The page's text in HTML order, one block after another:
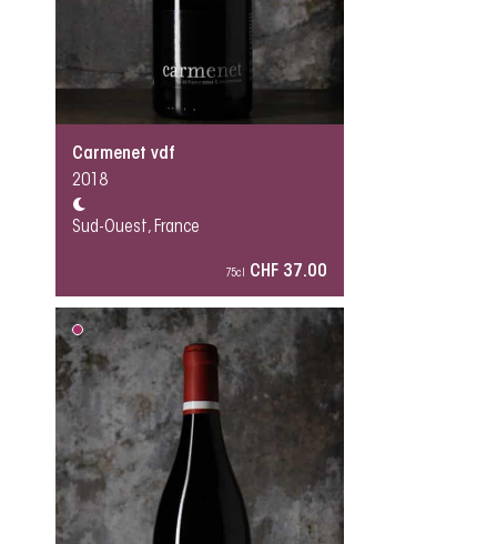
Carmenet vdf
2018
Sud-Ouest, France
75cl CHF 37.00